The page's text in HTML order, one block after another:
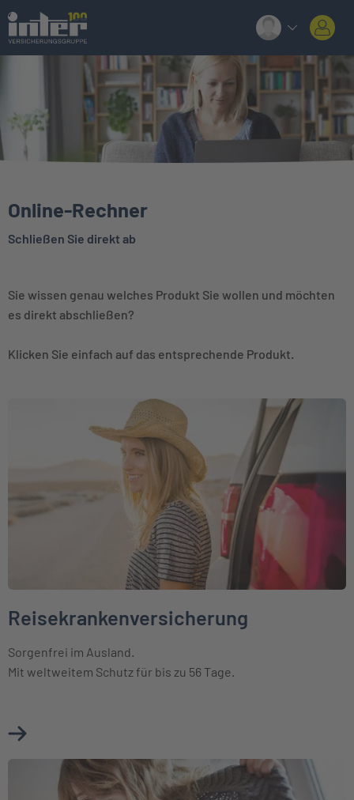
Online-Rechner
Schließen Sie direkt ab
Sie wissen genau welches Produkt Sie wollen und möchten
es direkt abschließen?
Klicken Sie einfach auf das entsprechende Produkt.
Weiter zu Reisekrankenversicherung
Reisekrankenversicherung
Sorgenfrei im Ausland.
Mit weltweitem Schutz für bis zu 56 Tage.
Mehr über Reisekrankenversicherung erfahren
Weiter zu Zahnzusatzversicherung